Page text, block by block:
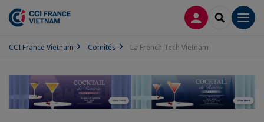
CONNEXION
CCI France Vietnam Comités La French Tech Vietnam